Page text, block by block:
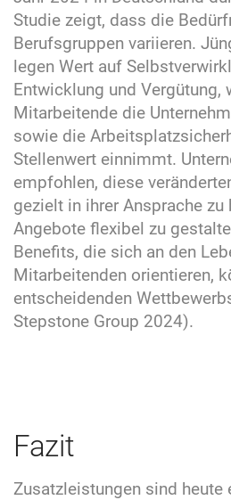
Studie zeigt, dass die
Berufsgruppen variieren.
legen Wert auf
Entwicklung und Vergütung,
Mitarbeitende die
sowie die
Stellenwert einnimmt.
empfohlen, diese
gezielt in ihrer Ansprache
Angebote flexibel zu
Benefits, die sich an den
Mitarbeitenden orientieren,
entscheidenden
Stepstone Group 2024).
Fazit
Zusatzleistungen sind heute